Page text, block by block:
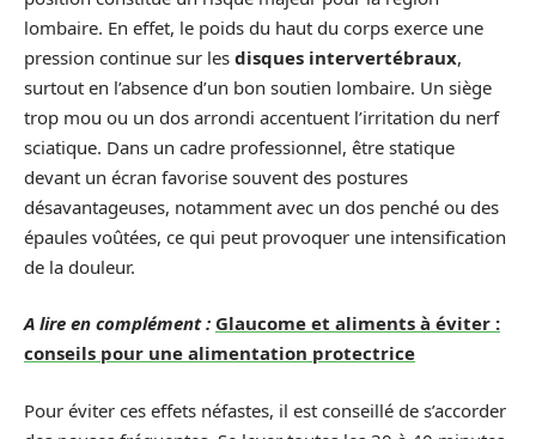
lombaire. En effet, le poids du haut du corps exerce une
pression continue sur les disques intervertébraux,
surtout en l’absence d’un bon soutien lombaire. Un siège
trop mou ou un dos arrondi accentuent l’irritation du nerf
sciatique. Dans un cadre professionnel, être statique
devant un écran favorise souvent des postures
désavantageuses, notamment avec un dos penché ou des
épaules voûtées, ce qui peut provoquer une intensification
de la douleur.
A lire en complément : Glaucome et aliments à éviter :
conseils pour une alimentation protectrice
Pour éviter ces effets néfastes, il est conseillé de s’accorder